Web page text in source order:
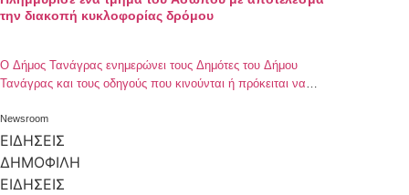
την διακοπή κυκλοφορίας δρόμου
Ο Δήμος Τανάγρας ενημερώνει τους Δημότες του Δήμου
Τανάγρας και τους οδηγούς που κινούνται ή πρόκειται να
Οινόφυτα προς Άγιο Θωμά ότι: Μεταξύ της εταιρείας
¨ΓΛΑΡΟΣ¨ στο ύψος της γέφυρας του Ασωπού ποταμού και
της εταιρείας των αποθηκών ¨ΣΚΛΑΒΕΝΙΤΗΣ¨, (πλησίον της
Newsroom
ΕΙΔΗΣΕΙΣ
ΔΗΜΟΦΙΛΗ
ΕΙΔΗΣΕΙΣ